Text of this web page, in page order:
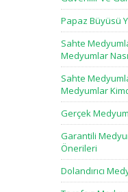
Papaz Büyüsü
Sahte
Medyumlar
Sahte
Medyumlar
Gerçek
Garantili
Önerileri
Dolandırıcı